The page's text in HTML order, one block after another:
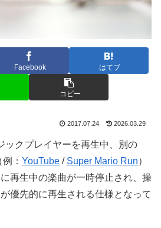
Facebook はてブ
コピー
2017.07.24 2026.03.29
ックプレイヤーを再生中、別の
： YouTube / Super Mario Run）
再生中の楽曲が一時停止され、操
優先的に再生される仕様となって